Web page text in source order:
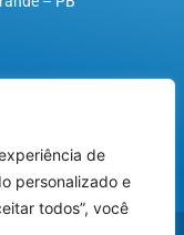
analisar
de
personalizado e
todos”, você